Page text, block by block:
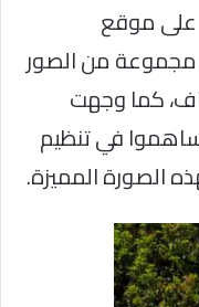
على موقع
من الصور
كما وجهت
في تنظيم
الصورة المميزة.